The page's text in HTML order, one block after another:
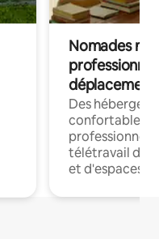
Nomades
déplacement
Des
confortables
professionnels
télétravail
et d'espaces